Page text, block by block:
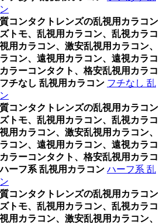
コンタクトレンズの乱視用カラコン
トモ、乱視用カラコン、乱視カラコ
用カラコン、激安乱視用カラコン、
コン、遠視用カラコン、遠視カラコ
ラーコンタクト、格安乱視用カラコ
チなし 乱視用カラコン フチなし 乱
コンタクトレンズの乱視用カラコン
トモ、乱視用カラコン、乱視カラコ
用カラコン、激安乱視用カラコン、
コン、遠視用カラコン、遠視カラコ
ラーコンタクト、格安乱視用カラコ
ーフ系 乱視用カラコン ハーフ系 乱
コンタクトレンズの乱視用カラコン
トモ、乱視用カラコン、乱視カラコ
用カラコン、激安乱視用カラコン、